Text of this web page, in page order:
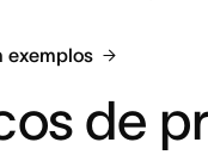
exemplos
de